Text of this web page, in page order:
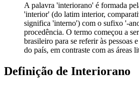
A palavra 'interiorano' é formada
'interior' (do latim interior,
significa 'interno') com o sufixo '-
procedência. O termo começou a
brasileiro para se referir às pessoas
do país, em contraste com as áreas
Definição de Interiorano